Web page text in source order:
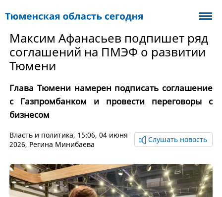
Максим Афанасьев подпишет ряд
соглашений на ПМЭФ о развитии
Тюмени
Глава Тюмени намерен подписать соглашение
с Газпромбанком и провести переговоры с
бизнесом
Власть и политика, 15:06, 04 июня
2026, Регина Минибаева
Слушать новость